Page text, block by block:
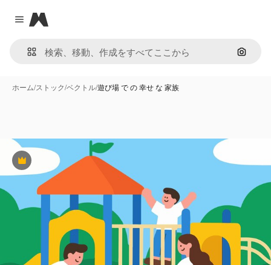
Close menu
Magnific
画像で
ホーム/ストック/ベクトル/遊び場 で の 幸せ な 家族
Premium